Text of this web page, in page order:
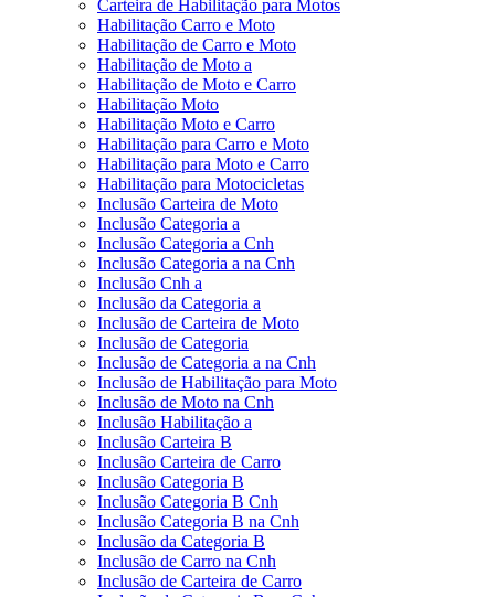
Carteira de Habilitação para Motos
Habilitação Carro e Moto
Habilitação de Carro e Moto
Habilitação de Moto a
Habilitação de Moto e Carro
Habilitação Moto
Habilitação Moto e Carro
Habilitação para Carro e Moto
Habilitação para Moto e Carro
Habilitação para Motocicletas
Inclusão Carteira de Moto
Inclusão Categoria a
Inclusão Categoria a Cnh
Inclusão Categoria a na Cnh
Inclusão Cnh a
Inclusão da Categoria a
Inclusão de Carteira de Moto
Inclusão de Categoria
Inclusão de Categoria a na Cnh
Inclusão de Habilitação para Moto
Inclusão de Moto na Cnh
Inclusão Habilitação a
Inclusão Carteira B
Inclusão Carteira de Carro
Inclusão Categoria B
Inclusão Categoria B Cnh
Inclusão Categoria B na Cnh
Inclusão da Categoria B
Inclusão de Carro na Cnh
Inclusão de Carteira de Carro